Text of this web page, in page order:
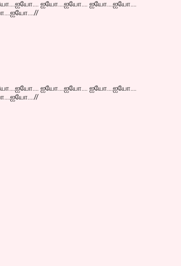
ஐயோ....ஐயோ.... ஐயோ....ஐயோ....
ஐயோ....ஐயோ.... ஐயோ....ஐயோ....